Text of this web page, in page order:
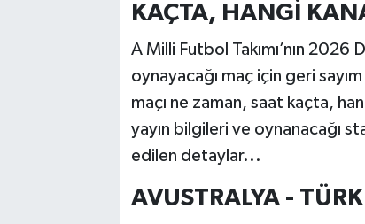
KAÇTA, HANGİ
A Milli Futbol Takımı’nın 2026
oynayacağı maç için geri
maçı ne zaman, saat kaçta,
yayın bilgileri ve oynanacağı
edilen detaylar...
AVUSTRALYA -